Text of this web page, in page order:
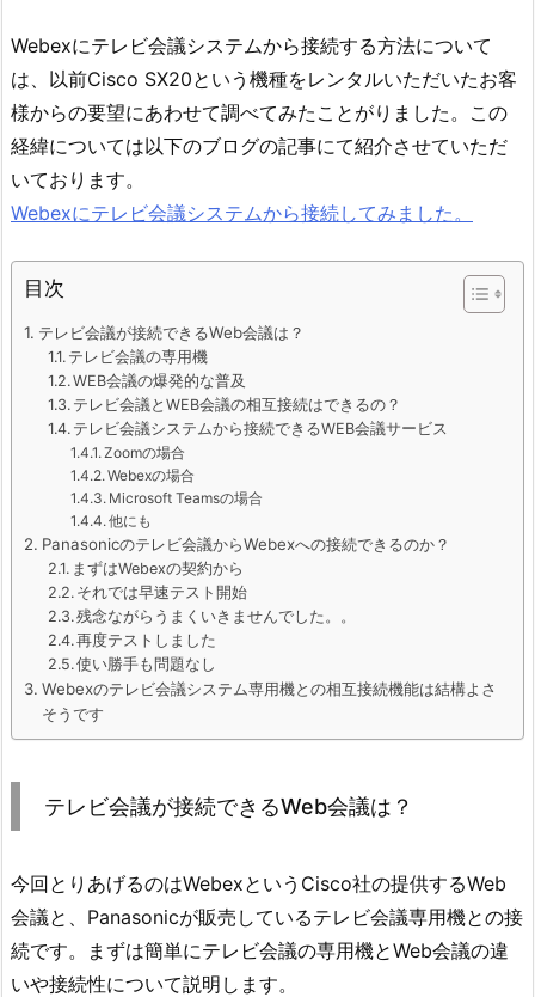
Webexにテレビ会議システムから接続する方法について
は、以前Cisco SX20という機種をレンタルいただいたお客
様からの要望にあわせて調べてみたことがりました。この
経緯については以下のブログの記事にて紹介させていただ
いております。
Webexにテレビ会議システムから接続してみました。
目次
テレビ会議が接続できるWeb会議は？
テレビ会議の専用機
WEB会議の爆発的な普及
テレビ会議とWEB会議の相互接続はできるの？
テレビ会議システムから接続できるWEB会議サービス
Zoomの場合
Webexの場合
Microsoft Teamsの場合
他にも
Panasonicのテレビ会議からWebexへの接続できるのか？
まずはWebexの契約から
それでは早速テスト開始
残念ながらうまくいきませんでした。。
再度テストしました
使い勝手も問題なし
Webexのテレビ会議システム専用機との相互接続機能は結構よさ
そうです
テレビ会議が接続できるWeb会議は？
今回とりあげるのはWebexというCisco社の提供するWeb
会議と、Panasonicが販売しているテレビ会議専用機との接
続です。まずは簡単にテレビ会議の専用機とWeb会議の違
いや接続性について説明します。